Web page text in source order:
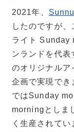
2021年、
したのですが
ライト Sunday
ンランドを代
のオリジナル
企画で実現で
ではSunday
morningとしま
く生産されて